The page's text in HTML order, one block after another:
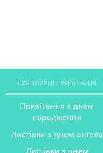
ПОПУЛЯРНІ ПРИВІТАННЯ
Привітання з днем
народження
Листівки з днем ангела